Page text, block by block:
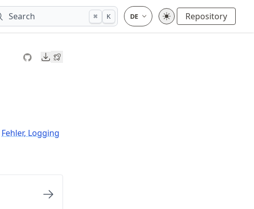
Search ⌘ K Repository
Downloads
Fehler, Logging